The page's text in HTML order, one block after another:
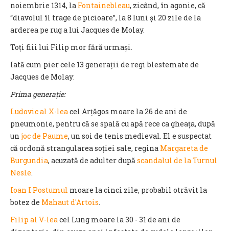
noiembrie 1314, la Fontainebleau, zicând, în agonie, că
“diavolul îl trage de picioare”, la 8 luni și 20 zile de la
arderea pe rug a lui Jacques de Molay.
Toți fiii lui Filip mor fără urmași.
Iată cum pier cele 13 generații de regi blestemate de
Jacques de Molay:
Prima generație:
Ludovic al X-leacel Arțăgos moare la 26 de ani de
pneumonie, pentru că se spală cu apă rece ca gheața, după
un joc de Paume, un soi de tenis medieval. El e suspectat
că ordonă strangularea soției sale, regina Margareta de
Burgundia, acuzată de adulter dupăscandalul de la Turnul
Nesle.
Ioan I Postumul moare la cinci zile, probabil otrăvit la
botez de Mahaut d'Artois.
Filip al V-leacel Lung moare la 30 - 31 de ani de